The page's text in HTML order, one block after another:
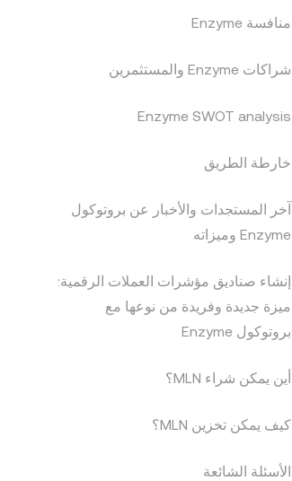
منافسة Enzyme
شراكات Enzyme والمستثمرين
Enzyme SWOT analysis
خارطة الطريق
آخر المستجدات والأخبار عن بروتوكول
Enzyme وميزاته
إنشاء صناديق مؤشرات العملات الرقمية:
ميزة جديدة وفريدة من نوعها مع
بروتوكول Enzyme
أين يمكن شراء MLN؟
كيف يمكن تخزين MLN؟
الأسئلة الشائعة